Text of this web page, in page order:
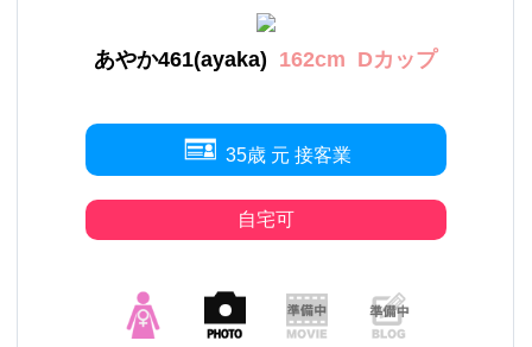
あやか461(ayaka) 162cm Dカップ
35歳 元 接客業
自宅可